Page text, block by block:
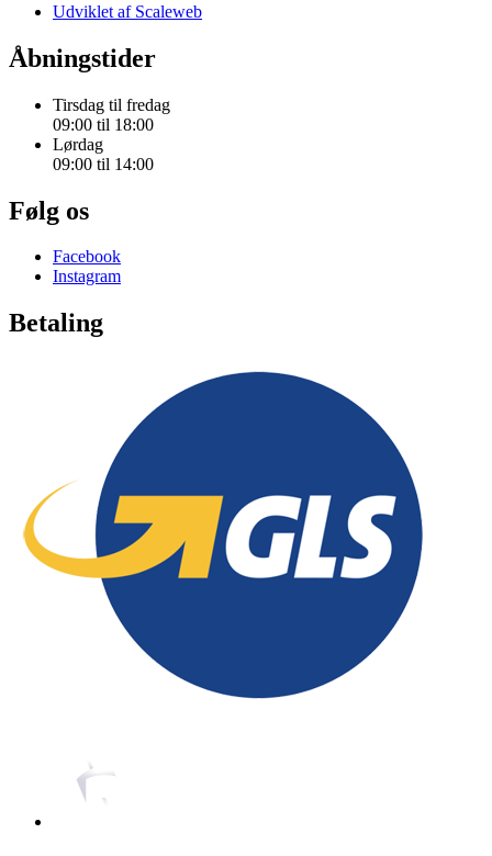
Udviklet af Scaleweb
Åbningstider
Tirsdag til fredag
09:00 til 18:00
Lørdag
09:00 til 14:00
Følg os
Facebook
Instagram
Betaling